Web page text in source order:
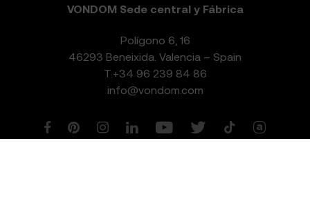
VONDOM Sede central y Fábrica
Polígono 6, 16
46293 Beneixida. Valencia – Spain
T. +34 96 239 84 86
info@vondom.com